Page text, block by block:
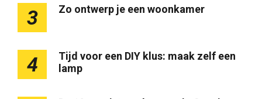
3 Zo ontwerp je een woonkamer
4
Tijd voor een DIY klus: maak zelf een
lamp